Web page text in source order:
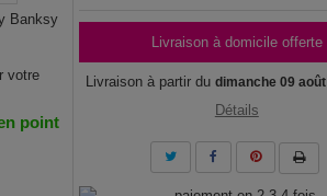
Banksy
votre
point
Livraison à domicile offerte
Livraison à partir du dimanche 09 août
Détails